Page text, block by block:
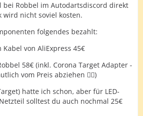
bei Robbel im Autodartsdiscord direkt
wird nicht soviel kosten.
folgendes bezahlt:
von AliExpress 45€
58€ (inkl. Corona Target Adapter -
vom Preis abziehen 🤷‍♂️)
hatte ich schon, aber für LED-
solltest du auch nochmal 25€